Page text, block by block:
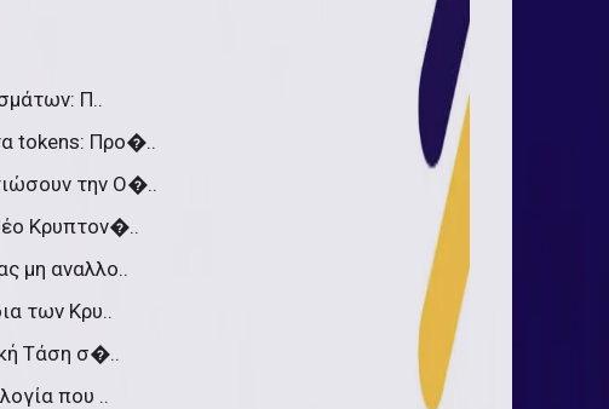
Π..
tokens: Προ�..
την Ο�..
Κρυπτον�..
μη αναλλο..
των Κρυ..
Τάση σ�..
που ..